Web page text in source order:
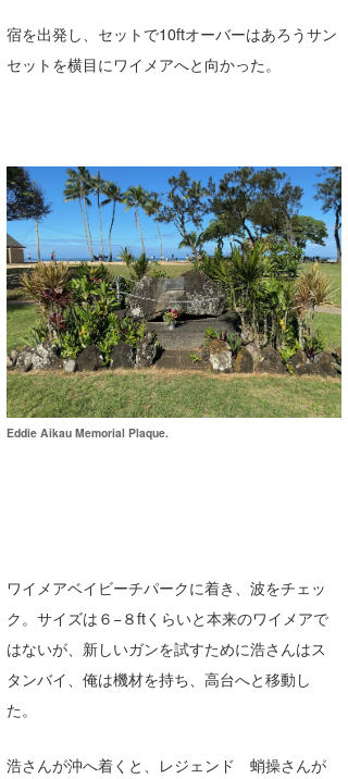
宿を出発し、セットで10ftオーバーはあろうサン
セットを横目にワイメアへと向かった。
Eddie Aikau Memorial Plaque.
ワイメアベイビーチパークに着き、波をチェッ
ク。サイズは６−８ftくらいと本来のワイメアで
はないが、新しいガンを試すために浩さんはス
タンバイ、俺は機材を持ち、高台へと移動し
た。
浩さんが沖へ着くと、レジェンド 蛸操さんが
Yasunari Inoue
Yoshiyuki Obata
DELTA FORCE SURF
CBA Films
熊谷素子
Colors MAGAZINE
WAVAL
福島寿実子
中浦“JET”章
進士剛光
田原啓江
植村未来
NOBUFUKU
大野”MAR”修聖
喜納海人
波伝説スタッフ
☆加藤
Aichan
chan-U
ECE
G◎Da
H
KID
KOBU
OYZ
S.K
波伝説